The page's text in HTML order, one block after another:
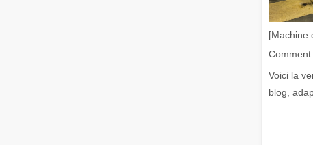
La découpe laser de tubes est une technologie clé
[Machine
Voici la
blog,